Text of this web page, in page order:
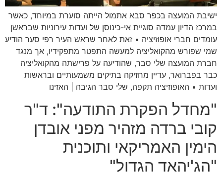
ישיבת המועצה בכפר סבא אתמול הייתה סוערת במיוחד, כאשר
במרכז הדיון עמדה סוגיית אי-כינוסן של ועדות עירוניות שבראשן
עומדים חברי אופוזיציה • זאת לאחר שראש העיר רפי סער הודיע
שמי שפורש מהקואליציה למעשה התפטר מתפקידיו, אך מנגד
חברת המועצה שלי סבר, שהודיעה על פרישתה מהקואליציה
כבר בפברואר, עדיין מחזיקה בתיקים משמעותיים ובראשות
ועדות • האופוזיציה תקפה, שלי סבר הגיבה | האזינו
"מחדל הפקרת התודעה": ד"ר
קובי ברדה מזהיר מפני אובדן
הימין האמריקאי ותוכנית
"הג'יהאד הגדול"